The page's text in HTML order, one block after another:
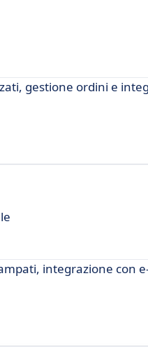
gestione ordini e
integrazione con